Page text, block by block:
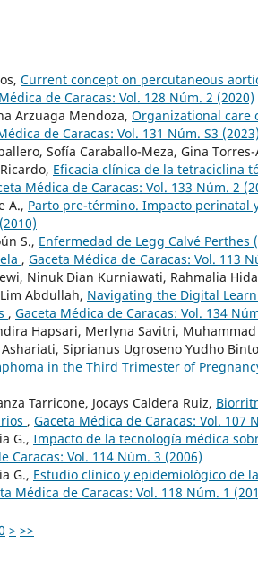
Current concept on percutaneous
de Caracas: Vol. 128 Núm. 2 (2020)
Arzuaga Mendoza, Organizational care
de Caracas: Vol. 131 Núm. S3 (2023)
Sofía Caraballo-Meza, Gina
Eficacia clínica de la tetraciclina
Médica de Caracas: Vol. 133 Núm. 2
A., Parto pre-término. Impacto perinatal
S., Enfermedad de Legg Calvé Perthes
, Gaceta Médica de Caracas: Vol. 113
Ninuk Dian Kurniawati, Rahmalia
Abdullah, Navigating the Digital
, Gaceta Médica de Caracas: Vol. 134
Hapsari, Merlyna Savitri,
Siprianus Ugroseno Yudho
in the Third Trimester of
Tarricone, Jocays Caldera Ruiz,
, Gaceta Médica de Caracas: Vol. 107
G., Impacto de la tecnología médica
Caracas: Vol. 114 Núm. 3 (2006)
G., Estudio clínico y epidemiológico de
Médica de Caracas: Vol. 118 Núm. 1
> >>